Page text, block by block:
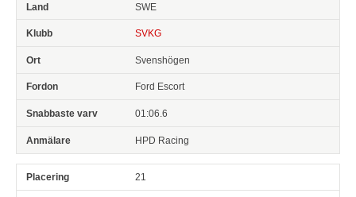
SWE
SVKG
Svenshögen
Ford Escort
01:06.6
HPD Racing
21